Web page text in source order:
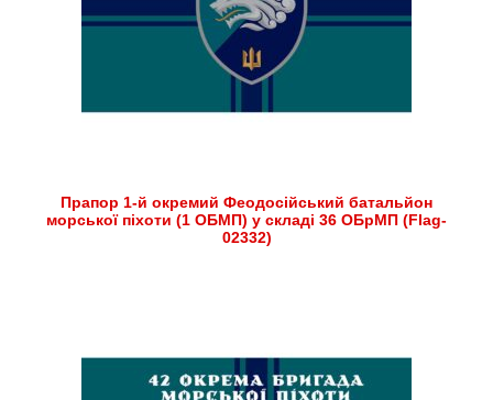
Прапор 1-й окремий Феодосійський батальйон
морської піхоти (1 ОБМП) у складі 36 ОБрМП (Flag-
02332)